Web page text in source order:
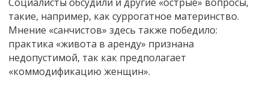
такие, например, как суррогатное материнство.
Мнение «санчистов» здесь также победило:
практика «живота в аренду» признана
недопустимой, так как предполагает
«коммодификацию женщин».